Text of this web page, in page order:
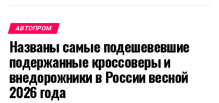
АВТОПРОМ
Названы самые подешевевшие
подержанные кроссоверы и
внедорожники в России весной
2026 года